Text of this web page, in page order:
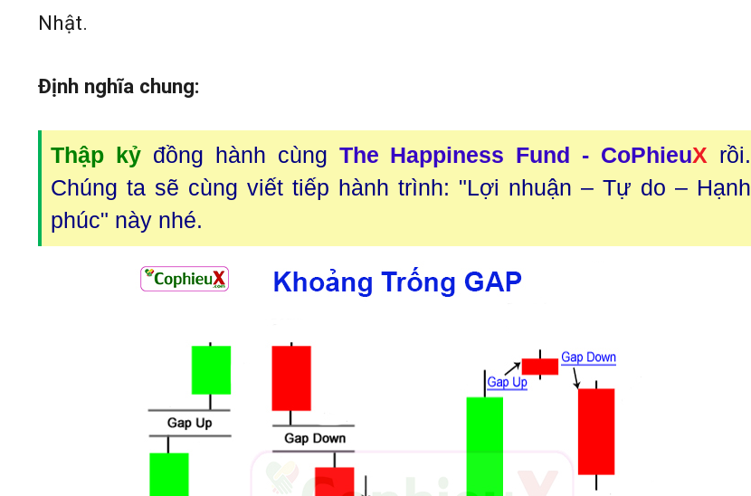
Nhật.
Định nghĩa chung:
Thập kỷ đồng hành cùng The Happiness Fund - CoPhieuX rồi.
Chúng ta sẽ cùng viết tiếp hành trình: "Lợi nhuận – Tự do – Hạnh
phúc" này nhé.